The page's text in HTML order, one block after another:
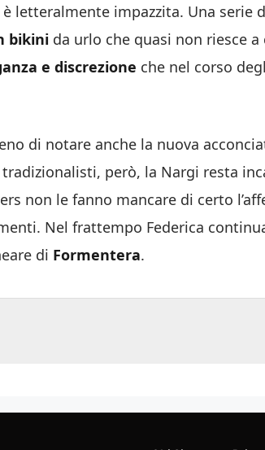
letteralmente impazzita. Una serie
bikini da urlo che quasi non riesce
e discrezione che nel corso
di notare anche la nuova
però, la Nargi resta
non le fanno mancare di certo
Nel frattempo Federica
di Formentera.